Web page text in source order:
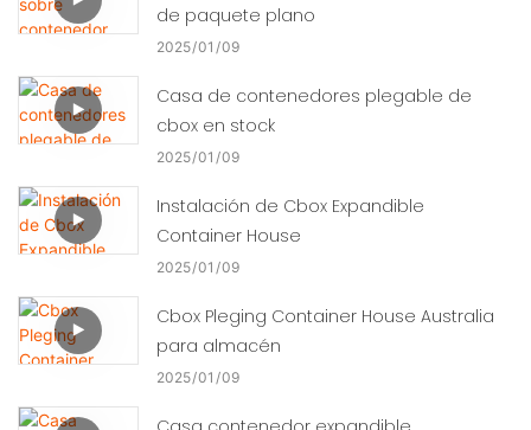
de paquete plano
2025 01 09
Casa de contenedores plegable de
cbox en stock
2025 01 09
Instalación de Cbox Expandible
Container House
2025 01 09
Cbox Pleging Container House Australia
para almacén
2025 01 09